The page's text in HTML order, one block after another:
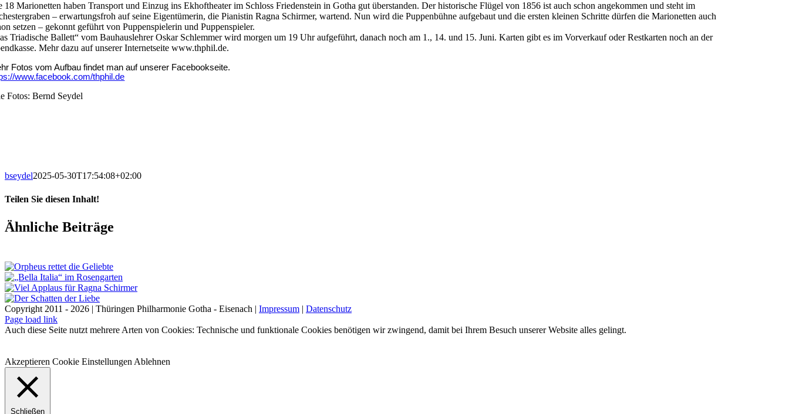
Bild
18 Marionetten haben Transport und Einzug ins Ekhoftheater im Schloss Friedenstein in Gotha gut überstanden. Der historische Flügel von 1856 ist auch schon angekommen und steht im
– erwartungsfroh auf seine Eigentümerin, die Pianistin Ragna Schirmer, wartend. Nun wird die Puppenbühne aufgebaut und die ersten kleinen Schritte dürfen die Marionetten auch
setzen – gekonnt geführt von Puppenspielerin und Puppenspieler.
Triadische Ballett“ vom Bauhauslehrer Oskar Schlemmer wird morgen um 19 Uhr aufgeführt, danach noch am 1., 14. und 15. Juni. Karten gibt es im Vorverkauf oder Restkarten noch an der
Mehr dazu auf unserer Internetseite www.thphil.de.
Fotos vom Aufbau findet man auf unserer Facebookseite.
www.facebook.com/thphil.de
Fotos: Bernd Seydel
bseydel2025-05-30T17:54:08+02:00
Teilen Sie diesen Inhalt!
Facebook
X
LinkedIn
E-
Mail
Ähnliche Beiträge
Copyright 2011 - 2026 | Thüringen Philharmonie Gotha - Eisenach | Impressum | Datenschutz
Facebook
Instagram
WhatsApp
YouTube
E-
Mail
Telefon
Page load link
Auch diese Seite nutzt mehrere Arten von Cookies: Technische und funktionale Cookies benötigen wir zwingend, damit bei Ihrem Besuch unserer Website alles gelingt.
Akzeptieren Cookie Einstellungen Ablehnen
Schließen